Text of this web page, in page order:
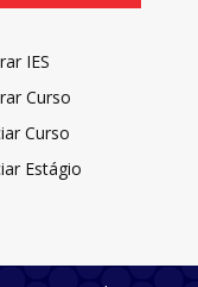
IES
Curso
Curso
Estágio